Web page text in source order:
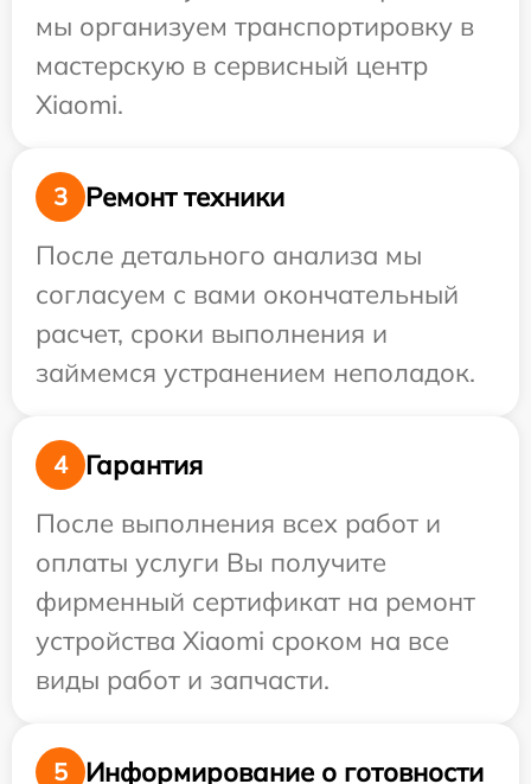
мы организуем транспортировку в
мастерскую в сервисный центр
Xiaomi.
3
Ремонт техники
После детального анализа мы
согласуем с вами окончательный
расчет, сроки выполнения и
займемся устранением неполадок.
4
Гарантия
После выполнения всех работ и
оплаты услуги Вы получите
фирменный сертификат на ремонт
устройства Xiaomi сроком на все
виды работ и запчасти.
5
Информирование о готовности